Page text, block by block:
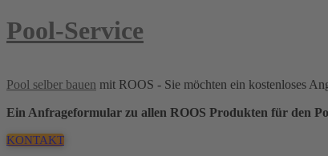
Pool-Service
Pool selber bauen mit ROOS - Sie möchten ein kostenloses
Ein Anfrageformular zu allen ROOS Produkten für den
KONTAKT